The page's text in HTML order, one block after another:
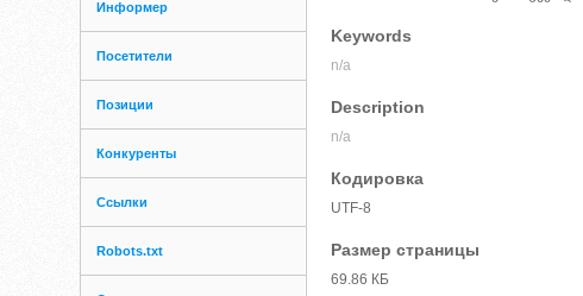
Информер
Посетители
Позиции
Конкуренты
Ссылки
Robots.txt
Keywords
n/a
Description
n/a
Кодировка
UTF-8
Размер страницы
69.86 КБ